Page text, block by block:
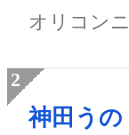
オリコン
神田う